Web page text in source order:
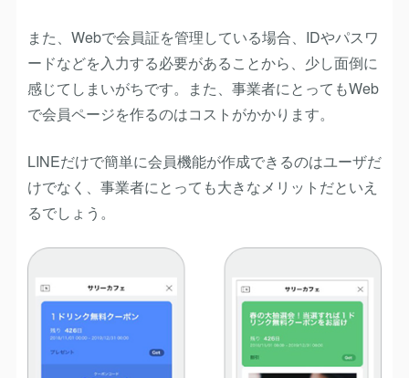
また、Webで会員証を管理している場合、IDやパスワ
ードなどを入力する必要があることから、少し面倒に
感じてしまいがちです。また、事業者にとってもWeb
で会員ページを作るのはコストがかかります。
LINEだけで簡単に会員機能が作成できるのはユーザだ
けでなく、事業者にとっても大きなメリットだといえ
るでしょう。